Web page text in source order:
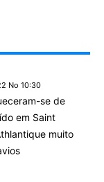
No 10:30
se de
em Saint
muito